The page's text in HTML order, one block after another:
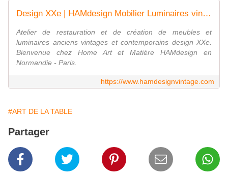
Design XXe | HAMdesign Mobilier Luminaires vintages
Atelier de restauration et de création de meubles et
luminaires anciens vintages et contemporains design XXe.
Bienvenue chez Home Art et Matière HAMdesign en
Normandie - Paris.
https://www.hamdesignvintage.com
#ART DE LA TABLE
Partager